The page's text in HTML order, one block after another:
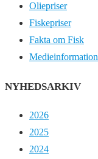
Oliepriser
Fiskepriser
Fakta om Fisk
Medieinformation
NYHEDSARKIV
2026
2025
2024